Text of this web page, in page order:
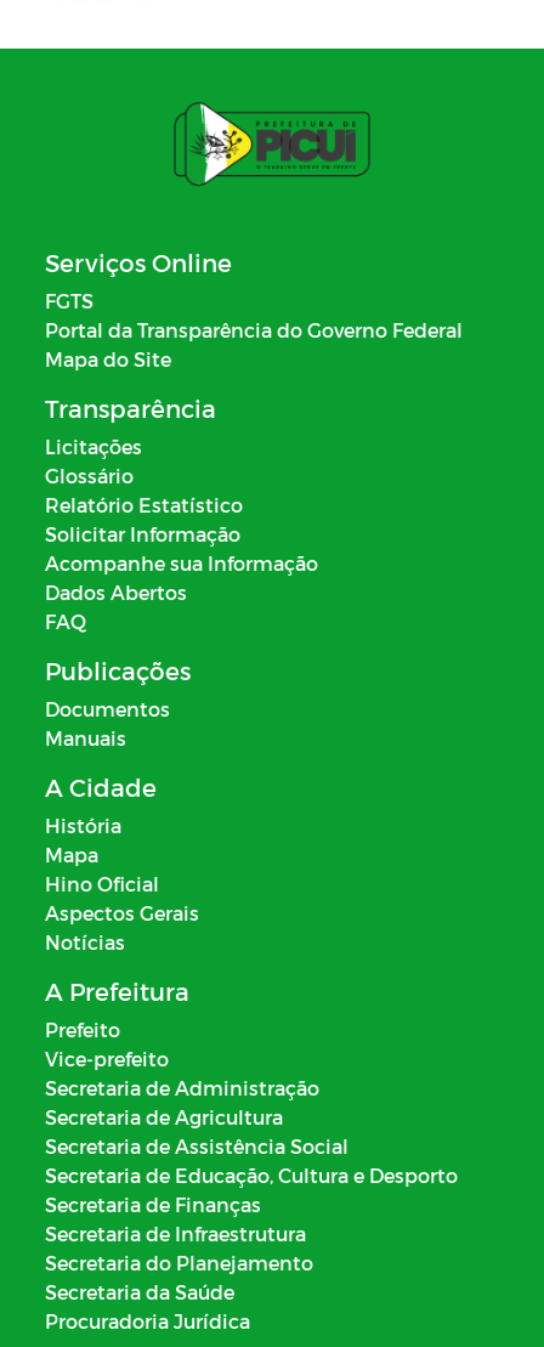
Serviços Online
FGTS
Portal da Transparência do Governo Federal
Mapa do Site
Transparência
Licitações
Glossário
Relatório Estatístico
Solicitar Informação
Acompanhe sua Informação
Dados Abertos
FAQ
Publicações
Documentos
Manuais
A Cidade
História
Mapa
Hino Oficial
Aspectos Gerais
Notícias
A Prefeitura
Prefeito
Vice-prefeito
Secretaria de Administração
Secretaria de Agricultura
Secretaria de Assistência Social
Secretaria de Educação, Cultura e Desporto
Secretaria de Finanças
Secretaria de Infraestrutura
Secretaria do Planejamento
Secretaria da Saúde
Procuradoria Jurídica